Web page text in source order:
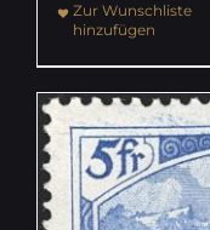
Zur Wunschliste
hinzufügen